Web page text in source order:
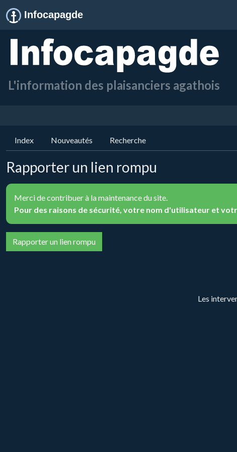
Infocapagde
L'information des plaisanciers agathois
Index Nouveautés Recherche
Rapporter un lien rompu
Merci de contribuer à la maintenance du site.
Pour des raisons de sécurité, votre nom d'utilisateur et
Les